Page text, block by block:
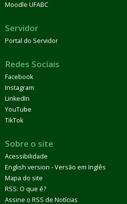
Moodle UFABC
Servidor
Portal do Servidor
Redes Sociais
Facebook
Instagram
LinkedIn
YouTube
TikTok
Sobre o site
Acessibilidade
English version - Versão em Inglês
Mapa do site
RSS: O que é?
Assine o RSS de Notícias